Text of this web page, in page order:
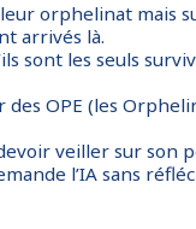
orphelinat mais
arrivés là.
sont les seuls
OPE (les
veiller sur
l’IA sans